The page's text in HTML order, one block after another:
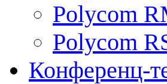
Polycom
Polycom
Конференц-